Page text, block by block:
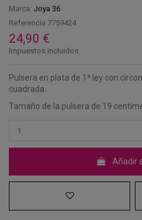
Marca: Joya 36
Referencia 7759424
24,90 €
Impuestos incluidos
Pulsera en plata de 1ª ley con
cuadrada.
Tamaño de la pulsera de 19
Añadir